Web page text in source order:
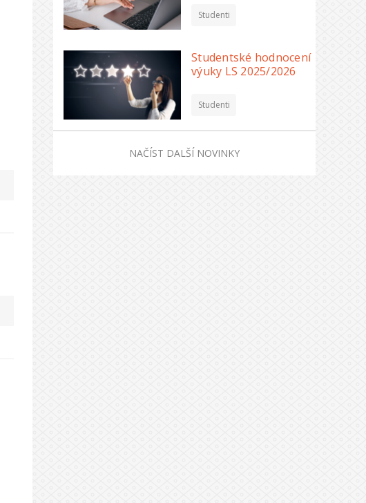
Studenti
Studentské hodnocení
výuky LS 2025/2026
Studenti
NAČÍST DALŠÍ NOVINKY